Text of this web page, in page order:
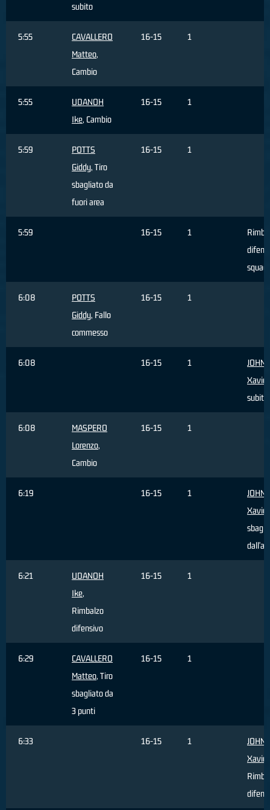
subito
5:55
CAVALLERO
Matteo,
Cambio
16-15 1
5:55
UDANOH
Ike, Cambio
16-15 1
5:59
POTTS
Giddy, Tiro
sbagliato da
fuori area
16-15 1
5:59 16-15 1
6:08
POTTS
Giddy, Fallo
commesso
16-15 1
6:08 16-15 1
Xavier
subito
6:08
MASPERO
Lorenzo,
Cambio
16-15 1
6:19 16-15 1
Xavier
6:21
UDANOH
Ike,
Rimbalzo
difensivo
16-15 1
6:29
CAVALLERO
Matteo, Tiro
sbagliato da
3 punti
16-15 1
6:33 16-15 1
Xavier